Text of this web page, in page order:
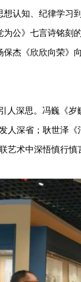
想认知、纪律学习
公》七言诗铭刻
保杰《欣欣向荣》
人深思。冯巍《
人深省；耿世泽
艺术中深悟慎行慎